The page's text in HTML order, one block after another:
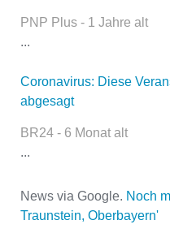
Name der
PNP Plus - 1 Jahre alt
...
Coronavirus: Diese
abgesagt
BR24 - 6 Monat alt
...
News via Google. Noch
Traunstein, Oberbayern'